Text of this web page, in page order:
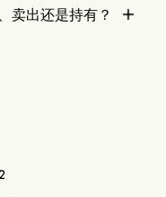
卖出还是持有？ 
位买入，1 位